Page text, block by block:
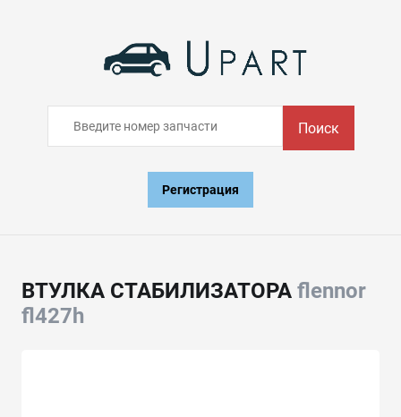
Поиск
Регистрация
ВТУЛКА СТАБИЛИЗАТОРА flennor
fl427h